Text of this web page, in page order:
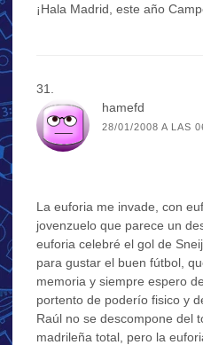
¡Hala Madrid, este año
hamefd
28/01/2008 A LAS
La euforia me invade, con
jovenzuelo que parece un
euforia celebré el gol de
para gustar el buen fútbol,
memoria y siempre espero
portento de poderío fisico y
Raúl no se descompone del
madrileña total, pero la